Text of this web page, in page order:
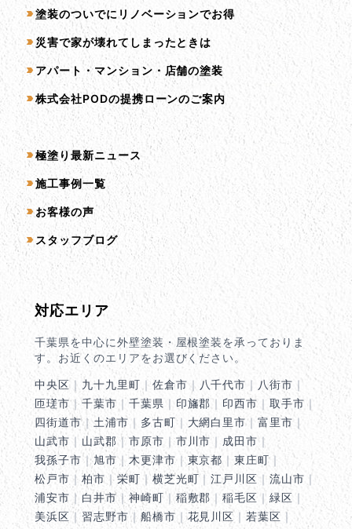
塗装のついでにリノベーションでお得
災害で家が壊れてしまったときは
アパート・マンション・店舗の塗装
株式会社PODの提携ローンのご案内
コンテンツ一覧
極塗り最新ニュース
施工事例一覧
お客様の声
スタッフブログ
対応エリア
千葉県を中心に外壁塗装・屋根塗装を承っておりま
す。お近くのエリアをお選びください。
中央区｜ 九十九里町 ｜ 佐倉市 ｜ 八千代市 ｜ 八街市 ｜
匝瑳市｜千葉市 ｜千葉県 ｜ 印旛郡 ｜ 印西市 ｜取手市 ｜
四街道市｜ 土浦市 ｜ 多古町 ｜ 大網白里市｜富里市 ｜
山武市 ｜ 山武郡 ｜ 市原市 ｜ 市川市 ｜ 成田市 ｜
我孫子市｜旭市 ｜木更津市 ｜ 東京都 ｜東庄町｜
松戸市 ｜ 柏市 ｜ 栄町 ｜横芝光町 ｜江戸川区 ｜流山市 ｜
浦安市 ｜ 白井市 ｜ 神崎町｜ 稲敷郡 ｜稲毛区 ｜緑区 ｜
美浜区 ｜ 習志野市｜ 船橋市 ｜花見川区 ｜若葉区 ｜